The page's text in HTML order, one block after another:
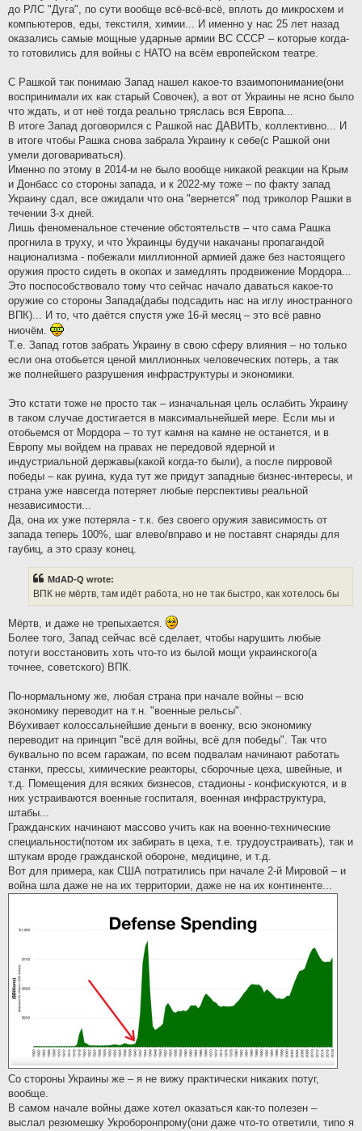
до РЛС "Дуга", по сути вообще всё-всё-всё, вплоть до микросхем и
компьютеров, еды, текстиля, химии... И именно у нас 25 лет назад
оказались самые мощные ударные армии ВС СССР – которые когда-
то готовились для войны с НАТО на всём европейском театре.
С Рашкой так понимаю Запад нашел какое-то взаимопонимание(они
воспринимали их как старый Совочек), а вот от Украины не ясно было
что ждать, и от неё тогда реально тряслась вся Европа...
В итоге Запад договорился с Рашкой нас ДАВИТЬ, коллективно... И
в итоге чтобы Рашка снова забрала Украину к себе(с Рашкой они
умели договариваться).
Именно по этому в 2014-м не было вообще никакой реакции на Крым
и Донбасс со стороны запада, и к 2022-му тоже – по факту запад
Украину сдал, все ожидали что она "вернется" под триколор Рашки в
течении 3-х дней.
Лишь феноменальное стечение обстоятельств – что сама Рашка
прогнила в труху, и что Украинцы будучи накачаны пропагандой
национализма - побежали миллионной армией даже без настоящего
оружия просто сидеть в окопах и замедлять продвижение Мордора...
Это поспособствовало тому что сейчас начало даваться какое-то
оружие со стороны Запада(дабы подсадить нас на иглу иностранного
ВПК)... И то, что даётся спустя уже 16-й месяц – это всё равно
ниочём.
Т.е. Запад готов забрать Украину в свою сферу влияния – но только
если она отобьется ценой миллионных человеческих потерь, а так
же полнейшего разрушения инфраструктуры и экономики.
Это кстати тоже не просто так – изначальная цель ослабить Украину
в таком случае достигается в максимальнейшей мере. Если мы и
отобьемся от Мордора – то тут камня на камне не останется, и в
Европу мы войдем на правах не передовой ядерной и
индустриальной державы(какой когда-то были), а после пирровой
победы – как руина, куда тут же придут западные бизнес-интересы, и
страна уже навсегда потеряет любые перспективы реальной
независимости...
Да, она их уже потеряла - т.к. без своего оружия зависимость от
запада теперь 100%, шаг влево/вправо и не поставят снаряды для
гаубиц, а это сразу конец.
MdAD-Q wrote:
ВПК не мёртв, там идёт работа, но не так быстро, как хотелось бы
Мёртв, и даже не трепыхается.
Более того, Запад сейчас всё сделает, чтобы нарушить любые
потуги восстановить хоть что-то из былой мощи украинского(а
точнее, советского) ВПК.
По-нормальному же, любая страна при начале войны – всю
экономику переводит на т.н. "военные рельсы".
Вбухивает колоссальнейшие деньги в военку, всю экономику
переводит на принцип "всё для войны, всё для победы". Так что
буквально по всем гаражам, по всем подвалам начинают работать
станки, прессы, химические реакторы, сборочные цеха, швейные, и
т.д. Помещения для всяких бизнесов, стадионы - конфискуются, и в
них устраиваются военные госпиталя, военная инфраструктура,
штабы...
Гражданских начинают массово учить как на военно-технические
специальности(потом их забирать в цеха, т.е. трудоустраивать), так и
штукам вроде гражданской обороне, медицине, и т.д.
Вот для примера, как США потратились при начале 2-й Мировой – и
война шла даже не на их территории, даже не на их континенте...
Со стороны Украины же – я не вижу практически никаких потуг,
вообще.
В самом начале войны даже хотел оказаться как-то полезен –
выслал резюмешку Укроборонпрому(они даже что-то ответили, типо я